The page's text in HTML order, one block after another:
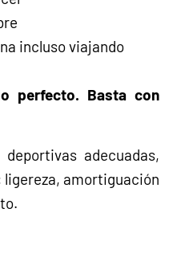
incluso viajando
perfecto. Basta con
adecuadas,
amortiguación